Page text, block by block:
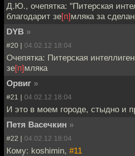
Д.Ю., очепятка: "Питерская
благодарит зе[п]мляка за
DYB »
#20 | 04.02.12 18:04
Очепятка: Питерская
зе[п]мляка
Орвиг »
#21 | 04.02.12 18:04
И это в моем городе, стыдно и
Петя Васечкин »
#22 | 04.02.12 18:04
Кому: koshimin, #11